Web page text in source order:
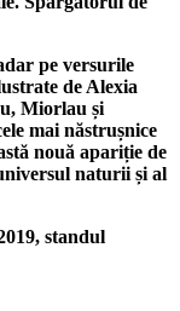
pe versurile
de Alexia
Miorlau și
mai năstrușnice
nouă apariție de
naturii și al
standul